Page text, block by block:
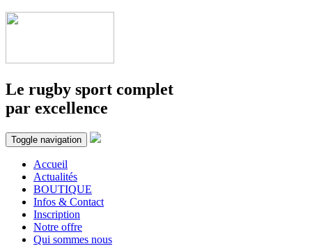
Le rugby sport complet
par excellence
Toggle navigation
Accueil
Actualités
BOUTIQUE
Infos & Contact
Inscription
Notre offre
Qui sommes nous